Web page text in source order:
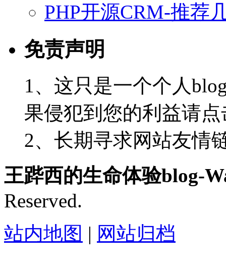
PHP开源CRM-推荐
免责声明
1、这只是一个个人
果侵犯到您的利益请
2、长期寻求网站友情
王跸西的生命体验blog-
Reserved.
站内地图 | 网站归档